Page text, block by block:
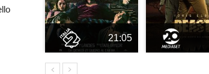
21:05